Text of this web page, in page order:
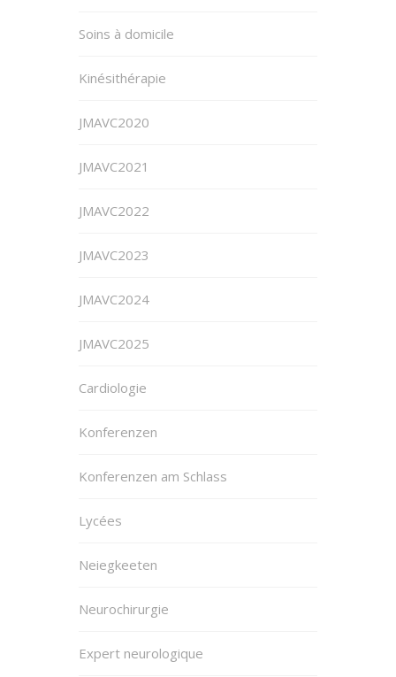
Soins à domicile
Kinésithérapie
JMAVC2020
JMAVC2021
JMAVC2022
JMAVC2023
JMAVC2024
JMAVC2025
Cardiologie
Konferenzen
Konferenzen am Schlass
Lycées
Neiegkeeten
Neurochirurgie
Expert neurologique